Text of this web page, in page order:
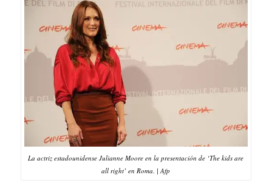
La actriz estadounidense Julianne Moore en la presentación de ‘The kids are
all right’ en Roma. | Afp